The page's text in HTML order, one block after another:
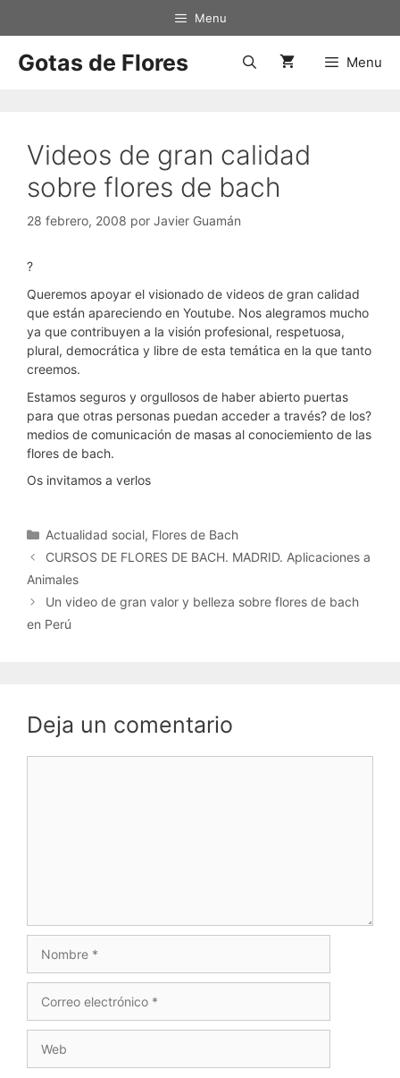
Menu
Gotas de Flores Menu
Videos de gran calidad
sobre flores de bach
28 febrero, 2008 por Javier Guamán
?
Queremos apoyar el visionado de videos de gran calidad
que están apareciendo en Youtube. Nos alegramos mucho
ya que contribuyen a la visión profesional, respetuosa,
plural, democrática y libre de esta temática en la que tanto
creemos.
Estamos seguros y orgullosos de haber abierto puertas
para que otras personas puedan acceder a través? de los?
medios de comunicación de masas al conociemiento de las
flores de bach.
Os invitamos a verlos
Categorías
Actualidad social, Flores de Bach
CURSOS DE FLORES DE BACH. MADRID. Aplicaciones a
Animales
Un video de gran valor y belleza sobre flores de bach
en Perú
Deja un comentario
electrónico